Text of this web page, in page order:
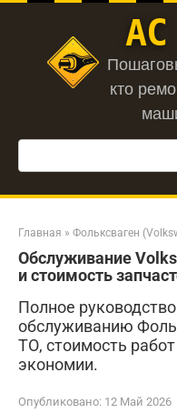
Перейти
кто
Поиск:
Главная » Фольксваген
Обслуживание
и стоимость
Полное
обслуживанию
ТО, стоимость
экономии.
Опубликовано: 12 Май 2026